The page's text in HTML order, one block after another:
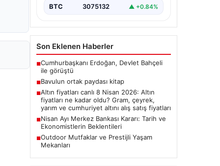
BTC 3075132 ▲ +0.84%
Son Eklenen Haberler
■Cumhurbaşkanı Erdoğan, Devlet Bahçeli
ile görüştü
■Bavulun ortak paydası kitap
■Altın fiyatları canlı 8 Nisan 2026: Altın
fiyatları ne kadar oldu? Gram, çeyrek,
yarım ve cumhuriyet altını alış satış fiyatları
■Nisan Ayı Merkez Bankası Kararı: Tarih ve
Ekonomistlerin Beklentileri
■Outdoor Mutfaklar ve Prestijli Yaşam
Mekanları